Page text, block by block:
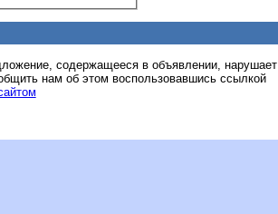
содержащееся в объявлении, нарушает
нам об этом воспользовавшись ссылкой